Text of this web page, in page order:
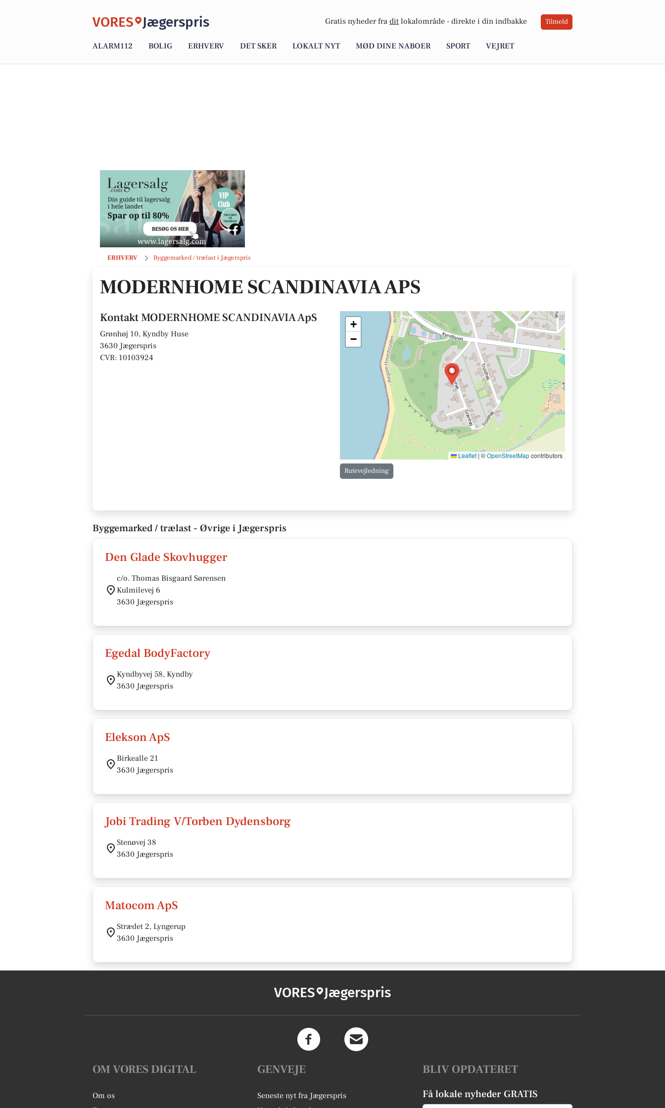
VORES Jægerspris Gratis nyheder fra dit lokalområde - direkte i din indbakke Tilmeld
ALARM112 BOLIG ERHVERV DET SKER LOKALT NYT MØD DINE NABOER SPORT VEJRET
ERHVERV Byggemarked / trælast i Jægerspris
MODERNHOME SCANDINAVIA ApS
MODERNHOME SCANDINAVIA APS
Kontakt MODERNHOME SCANDINAVIA ApS
Grønhøj 10, Kyndby Huse
3630 Jægerspris
CVR: 10103924
+
−
Leaflet |©OpenStreetMapcontributors
Rutevejledning
Byggemarked / trælast - Øvrige i Jægerspris
Den Glade Skovhugger
c/o. Thomas Bisgaard Sørensen
Kulmilevej 6
3630 Jægerspris
Egedal BodyFactory
Kyndbyvej 58, Kyndby
3630 Jægerspris
Elekson ApS
Birkealle 21
3630 Jægerspris
Jobi Trading V/Torben Dydensborg
Stenøvej 38
3630 Jægerspris
Matocom ApS
Strædet 2, Lyngerup
3630 Jægerspris
VORES Jægerspris
OM VORES DIGITAL
Om os
GENVEJE
Seneste nyt fra Jægerspris
BLIV OPDATERET
Få lokale nyheder GRATIS